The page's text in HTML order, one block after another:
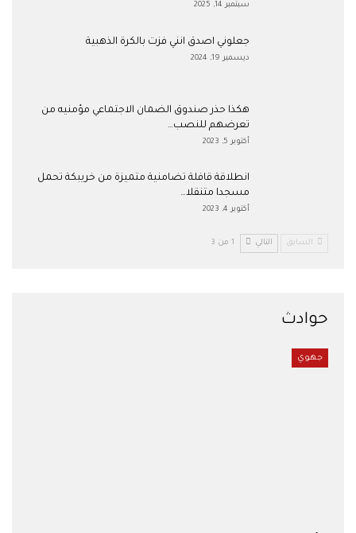
سبتمبر 14, 2025
جعلوني اصدق انني فزت بالكرة الذهبية
ديسمبر 19, 2024
هكذا حذر صندوق الضمان الاجتماعي مؤمنيه من
تعرضهم للنصب…
أكتوبر 5, 2023
انطلاقة قافلة تضامنية متميزة من خريبكة تحمل
مسجدا متنقلا…
أكتوبر 4, 2023
السابق التالي 1 من 3
حوادث
جهوي